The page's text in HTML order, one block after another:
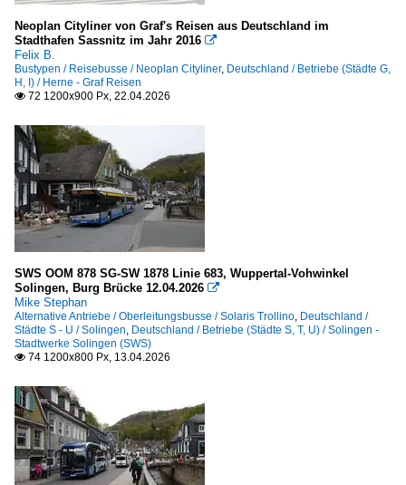
Neoplan Cityliner von Graf's Reisen aus Deutschland im
Stadthafen Sassnitz im Jahr 2016 
Felix B.
Bustypen / Reisebusse / Neoplan Cityliner, Deutschland / Betriebe (Städte G,
H, I) / Herne - Graf Reisen
 72 1200x900 Px, 22.04.2026
SWS OOM 878 SG-SW 1878 Linie 683, Wuppertal-Vohwinkel
Solingen, Burg Brücke 12.04.2026 
Mike Stephan
Alternative Antriebe / Oberleitungsbusse / Solaris Trollino, Deutschland /
Städte S - U / Solingen, Deutschland / Betriebe (Städte S, T, U) / Solingen -
Stadtwerke Solingen (SWS)
 74 1200x800 Px, 13.04.2026